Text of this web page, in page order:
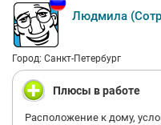
Людмила
Город: Санкт-Петербург
Плюсы в работе
Расположение к дому,